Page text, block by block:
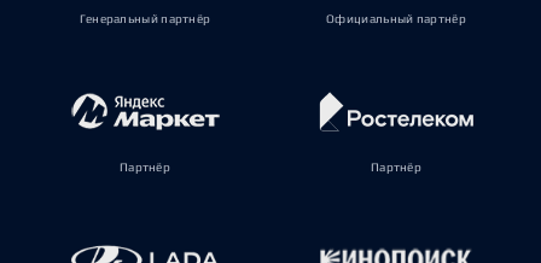
Генеральный партнёр Официальный партнёр
Партнёр Партнёр